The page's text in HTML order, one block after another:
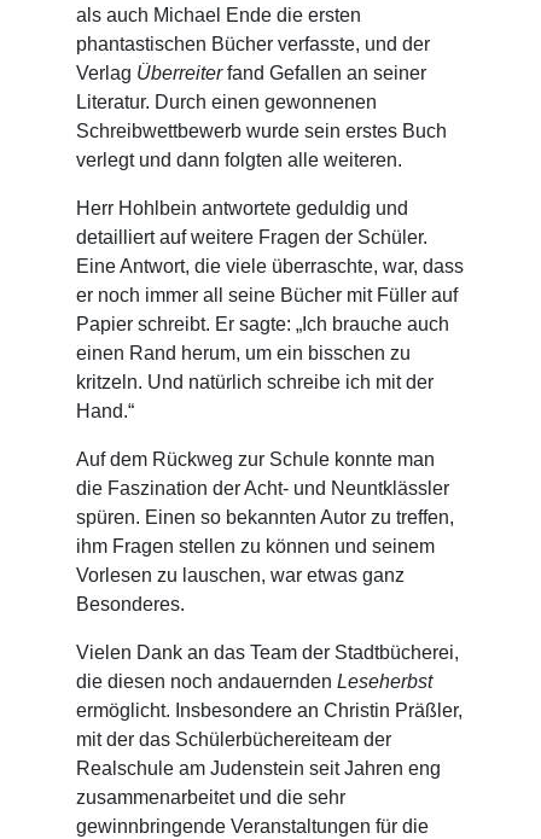
als auch Michael Ende die ersten
phantastischen Bücher verfasste, und der
Verlag Überreiterfand Gefallen an seiner
Literatur. Durch einen gewonnenen
Schreibwettbewerb wurde sein erstes Buch
verlegt und dann folgten alle weiteren.
Herr Hohlbein antwortete geduldig und
detailliert auf weitere Fragen der Schüler.
Eine Antwort, die viele überraschte, war, dass
er noch immer all seine Bücher mit Füller auf
Papier schreibt. Er sagte: „Ich brauche auch
einen Rand herum, um ein bisschen zu
kritzeln. Und natürlich schreibe ich mit der
Hand.“
Auf dem Rückweg zur Schule konnte man
die Faszination der Acht- und Neuntklässler
spüren. Einen so bekannten Autor zu treffen,
ihm Fragen stellen zu können und seinem
Vorlesen zu lauschen, war etwas ganz
Besonderes.
Vielen Dank an das Team der Stadtbücherei,
die diesen noch andauernden Leseherbst
ermöglicht. Insbesondere an Christin Präßler,
mit der das Schülerbüchereiteam der
Realschule am Judenstein seit Jahren eng
zusammenarbeitet und die sehr
gewinnbringende Veranstaltungen für die